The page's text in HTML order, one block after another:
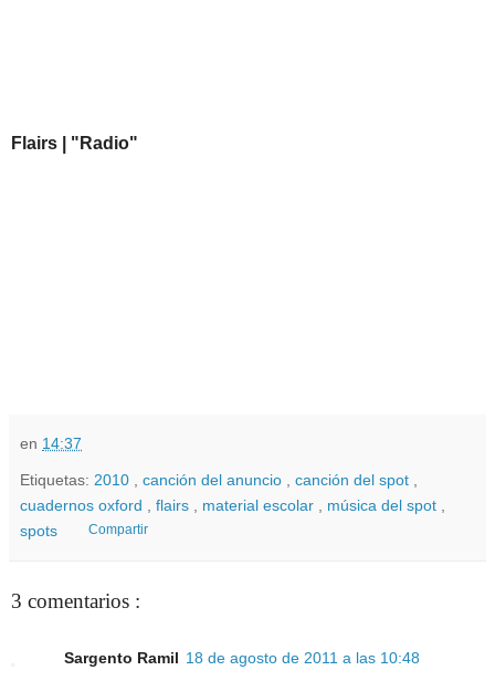
Flairs | "Radio"
en 14:37
Etiquetas: 2010 canción del anuncio canción del spot
cuadernos oxford
flairs material escolar música del spot
spots
Compartir
3 comentarios :
Sargento Ramil 18 de agosto de 2011 a las 10:48